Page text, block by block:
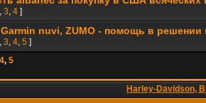
, 3, 4 ]
nuvi, ZUMO - помощь в решении
, 3, 4, 5 ]
4, 5
Harley-Davidson,